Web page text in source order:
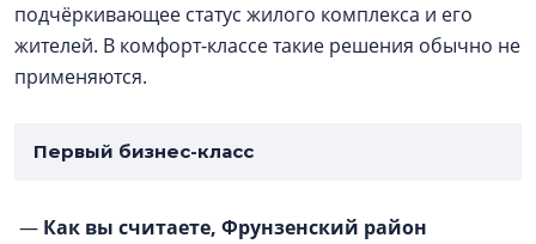
подчёркивающее статус жилого комплекса и его
жителей. В комфорт-классе такие решения обычно не
применяются.
Первый бизнес-класс
— Как вы считаете, Фрунзенский район